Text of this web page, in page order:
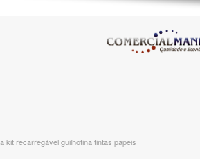
recarregável guilhotina tintas papeis